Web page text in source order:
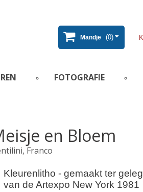
Mandje (0)
FOTOGRAFIE
en Bloem
Franco
Kleurenlitho - gemaakt ter
van de Artexpo New York 1981